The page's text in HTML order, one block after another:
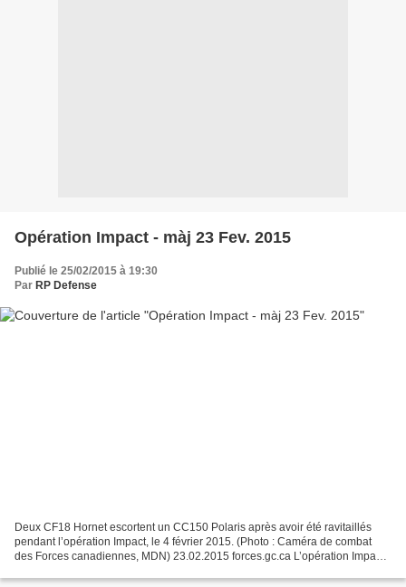
Opération Impact - màj 23 Fev. 2015
Publié le 25/02/2015 à 19:30
Par RP Defense
Deux CF18 Hornet escortent un CC150 Polaris après avoir été ravitaillés
pendant l’opération Impact, le 4 février 2015. (Photo : Caméra de combat
des Forces canadiennes, MDN) 23.02.2015 forces.gc.ca L’opération Impact